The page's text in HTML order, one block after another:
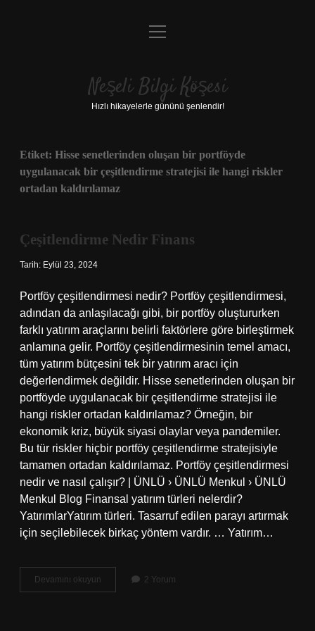
Anasayfa
Yasal Uyarı
menüyü
Neşeli Bilgi Köşesi
Hızlı hikayelerle gününü şenlendir!
Etiket: Hisse senetlerinden oluşan bir portföyde
uygulanacak bir çeşitlendirme stratejisi ile hangi riskler
ortadan kaldırılamaz
Çeşitlendirme Nedir Finans
Tarih: Eylül 23, 2024
Portföy çeşitlendirmesi nedir? Portföy çeşitlendirmesi,
adından da anlaşılacağı gibi, bir portföy oluştururken
farklı yatırım araçlarını belirli faktörlere göre birleştirmek
anlamına gelir. Portföy çeşitlendirmesinin temel amacı,
tüm yatırım bütçesini tek bir yatırım aracı için
değerlendirmek değildir. Hisse senetlerinden oluşan bir
portföyde uygulanacak bir çeşitlendirme stratejisi ile
hangi riskler ortadan kaldırılamaz? Örneğin, bir
ekonomik kriz, büyük siyasi olaylar veya pandemiler.
Bu tür riskler hiçbir portföy çeşitlendirme stratejisiyle
tamamen ortadan kaldırılamaz. Portföy çeşitlendirmesi
nedir ve nasıl çalışır? | ÜNLÜ › ÜNLÜ Menkul › ÜNLÜ
Menkul Blog Finansal yatırım türleri nelerdir?
YatırımlarYatırım türleri. Tasarruf edilen parayı artırmak
için seçilebilecek birkaç yöntem vardır. … Yatırım…
Devamını okuyun Çeşitlendirme
Nedir
2 Yorum